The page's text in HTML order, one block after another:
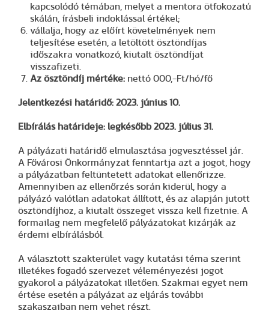
kapcsolódó témában, melyet a mentora ötfokozatú
skálán, írásbeli indoklással értékel;
vállalja, hogy az előírt követelmények nem
teljesítése esetén, a letöltött ösztöndíjas
időszakra vonatkozó, kiutalt ösztöndíjat
visszafizeti.
Az ösztöndíj mértéke: nettó 000,-Ft/hó/fő
Jelentkezési határidő: 2023. június 10.
Elbírálás határideje: legkésőbb 2023. július 31.
A pályázati határidő elmulasztása jogvesztéssel jár.
A Fővárosi Önkormányzat fenntartja azt a jogot, hogy
a pályázatban feltüntetett adatokat ellenőrizze.
Amennyiben az ellenőrzés során kiderül, hogy a
pályázó valótlan adatokat állított, és az alapján jutott
ösztöndíjhoz, a kiutalt összeget vissza kell fizetnie. A
formailag nem megfelelő pályázatokat kizárják az
érdemi elbírálásból.
A választott szakterület vagy kutatási téma szerint
illetékes fogadó szervezet véleményezési jogot
gyakorol a pályázatokat illetően. Szakmai egyet nem
értése esetén a pályázat az eljárás további
szakaszaiban nem vehet részt.